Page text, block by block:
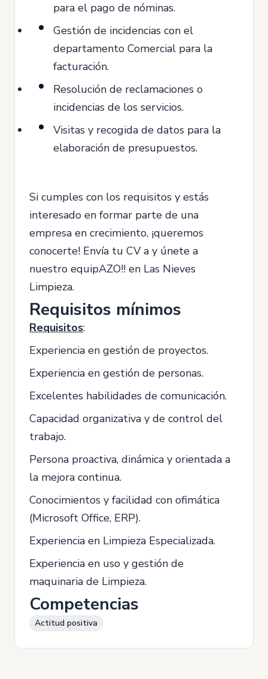
para el pago de nóminas.
Gestión de incidencias con el
departamento Comercial para la
facturación.
Resolución de reclamaciones o
incidencias de los servicios.
Visitas y recogida de datos para la
elaboración de presupuestos.
Si cumples con los requisitos y estás
interesado en formar parte de una
empresa en crecimiento, ¡queremos
conocerte! Envía tu CV a y únete a
nuestro equipAZO!! en Las Nieves
Limpieza.
Requisitos mínimos
Requisitos:
Experiencia en gestión de proyectos.
Experiencia en gestión de personas.
Excelentes habilidades de comunicación.
Capacidad organizativa y de control del
trabajo.
Persona proactiva, dinámica y orientada a
la mejora continua.
Conocimientos y facilidad con ofimática
(Microsoft Office, ERP).
Experiencia en Limpieza Especializada.
Experiencia en uso y gestión de
maquinaria de Limpieza.
Competencias
Actitud positiva